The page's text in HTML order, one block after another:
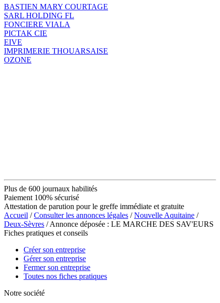
BASTIEN MARY COURTAGE
SARL HOLDING FL
FONCIERE VIALA
PICTAK CIE
EIVE
IMPRIMERIE THOUARSAISE
OZONE
Plus de 600 journaux habilités
Paiement 100% sécurisé
Attestation de parution pour le greffe immédiate et gratuite
Accueil /Consulter les annonces légales /Nouvelle Aquitaine /
Deux-Sèvres / Annonce déposée : LE MARCHE DES SAV'EURS
Fiches pratiques et conseils
Créer son entreprise
Gérer son entreprise
Fermer son entreprise
Toutes nos fiches pratiques
Notre société